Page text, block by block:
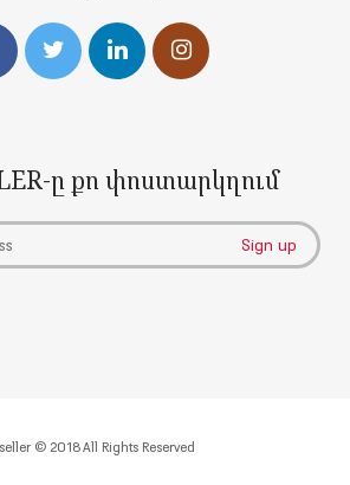
ը քո փոստարկղում
© 2018 All Rights Reserved